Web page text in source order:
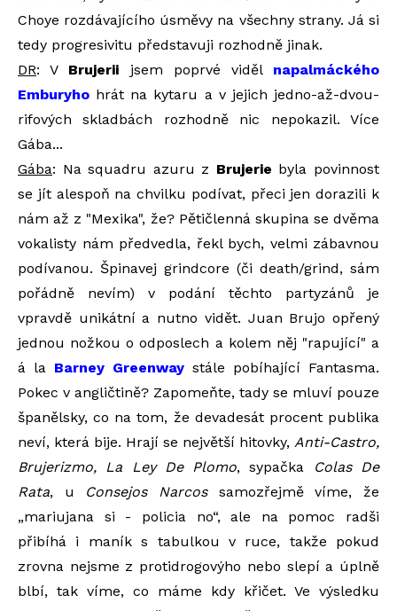
Choye rozdávajícího úsměvy na všechny strany. Já si
tedy progresivitu představuji rozhodně jinak.
DR: V Brujerii jsem poprvé viděl napalmáckého
Emburyho hrát na kytaru a v jejich jedno-až-dvou-
rifových skladbách rozhodně nic nepokazil. Více
Gába...
Gába: Na squadru azuru z Brujerie byla povinnost
se jít alespoň na chvilku podívat, přeci jen dorazili k
nám až z "Mexika", že? Pětičlenná skupina se dvěma
vokalisty nám předvedla, řekl bych, velmi zábavnou
podívanou. Špinavej grindcore (či death/grind, sám
pořádně nevím) v podání těchto partyzánů je
vpravdě unikátní a nutno vidět. Juan Brujo opřený
jednou nožkou o odposlech a kolem něj "rapující" a
á la Barney Greenway stále pobíhající Fantasma.
Pokec v angličtině? Zapomeňte, tady se mluví pouze
španělsky, co na tom, že devadesát procent publika
neví, která bije. Hrají se největší hitovky, Anti-Castro,
Brujerizmo, La Ley De Plomo, sypačka
Colas De
Rata, u Consejos Narcossamozřejmě víme, že
„mariujana si - policia no“, ale na pomoc radši
přibíhá i maník s tabulkou v ruce, takže pokud
zrovna nejsme z protidrogovýho nebo slepí a úplně
blbí, tak víme, co máme kdy křičet. Ve výsledku